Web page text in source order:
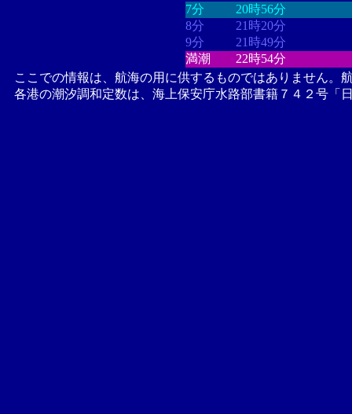
7分
20時56分
8分
21時20分
9分
21時49分
満潮
22時54分
ここでの情報は、航海の用に供するものではありません。
各港の潮汐調和定数は、海上保安庁水路部書籍７４２号「